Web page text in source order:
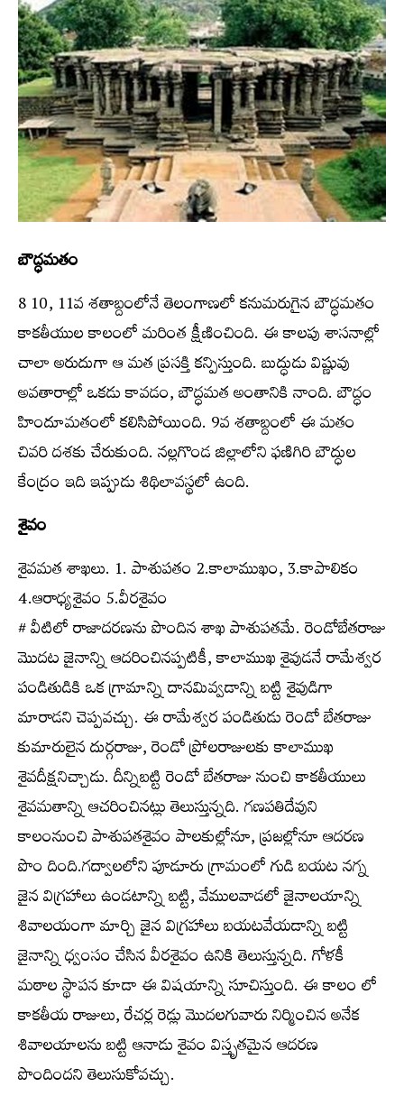
బౌద్ధమతం
8 10, 11వ శతాబ్దంలోనే తెలంగాణలో కనుమరుగైన బౌద్ధమతం
కాకతీయుల కాలంలో మరింత క్షీణించింది. ఈ కాలపు శాసనాల్లో
చాలా అరుదుగా ఆ మత ప్రసక్తి కన్పిస్తుంది. బుద్ధుడు విష్ణువు
అవతారాల్లో ఒకడు కావడం, బౌద్ధమత అంతానికి నాంది. బౌద్ధం
హిందూమతంలో కలిసిపోయింది. 9వ శతాబ్దంలో ఈ మతం
చివరి దశకు చేరుకుంది. నల్లగొండ జిల్లాలోని ఫణిగిరి బౌద్ధుల
కేంద్రం ఇది ఇప్పుడు శిథిలావస్థలో ఉంది.
శైవం
శైవమత శాఖలు. 1. పాశుపతం 2.కాలాముఖం, 3.కాపాలికం
4.ఆరాధ్యశైవం 5.వీరశైవం
# వీటిలో రాజాదరణను పొందిన శాఖ పాశుపతమే. రెండోబేతరాజు
మొదట జైనాన్ని ఆదరించినప్పటికీ, కాలాముఖ శైవుడనే రామేశ్వర
పండితుడికి ఒక గ్రామాన్ని దానమివ్వడాన్ని బట్టి శైవుడిగా
మారాడని చెప్పవచ్చు. ఈ రామేశ్వర పండితుడు రెండో బేతరాజు
కుమారులైన దుర్గరాజు, రెండో ప్రోలరాజులకు కాలాముఖ
శైవదీక్షనిచ్చాడు. దీన్నిబట్టి రెండో బేతరాజు నుంచి కాకతీయులు
శైవమతాన్ని ఆచరించినట్లు తెలుస్తున్నది. గణపతిదేవుని
కాలంనుంచి పాశుపతశైవం పాలకుల్లోనూ, ప్రజల్లోనూ ఆదరణ
పొం దింది.గద్వాలలోని పూడూరు గ్రామంలో గుడి బయట నగ్న
జైన విగ్రహాలు ఉండటాన్ని బట్టి, వేములవాడలో జైనాలయాన్ని
శివాలయంగా మార్చి జైన విగ్రహాలు బయటవేయడాన్ని బట్టి
జైనాన్ని ధ్వంసం చేసిన వీరశైవం ఉనికి తెలుస్తున్నది. గోళకీ
మఠాల స్థాపన కూడా ఈ విషయాన్ని సూచిస్తుంది. ఈ కాలం లో
కాకతీయ రాజులు, రేచర్ల రెడ్లు మొదలగువారు నిర్మించిన అనేక
శివాలయాలను బట్టి ఆనాడు శైవం విస్తృతమైన ఆదరణ
పొందిందని తెలుసుకోవచ్చు.